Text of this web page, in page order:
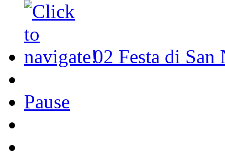
02 Festa di San
Pause